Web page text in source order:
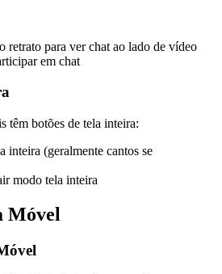
retrato para ver chat ao lado de vídeo
em chat
têm botões de tela inteira:
inteira (geralmente cantos se
modo tela inteira
Móvel